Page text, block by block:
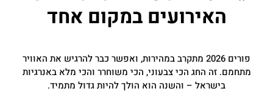
האירועים במקום אחד
פורים 2026 מתקרב במהירות, ואפשר כבר להרגיש את האוויר
מתחמם. זה החג הכי צבעוני, הכי משוחרר והכי מלא באנרגיות
בישראל – והשנה הוא הולך להיות גדול מתמיד.